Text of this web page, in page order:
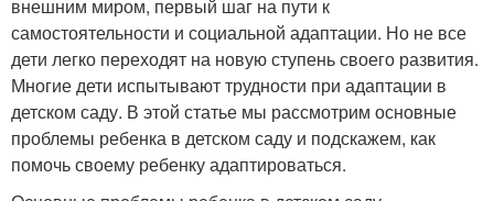
внешним миром, первый шаг на пути к
самостоятельности и социальной адаптации. Но не все
дети легко переходят на новую ступень своего развития.
Многие дети испытывают трудности при адаптации в
детском саду. В этой статье мы рассмотрим основные
проблемы ребенка в детском саду и подскажем, как
помочь своему ребенку адаптироваться.